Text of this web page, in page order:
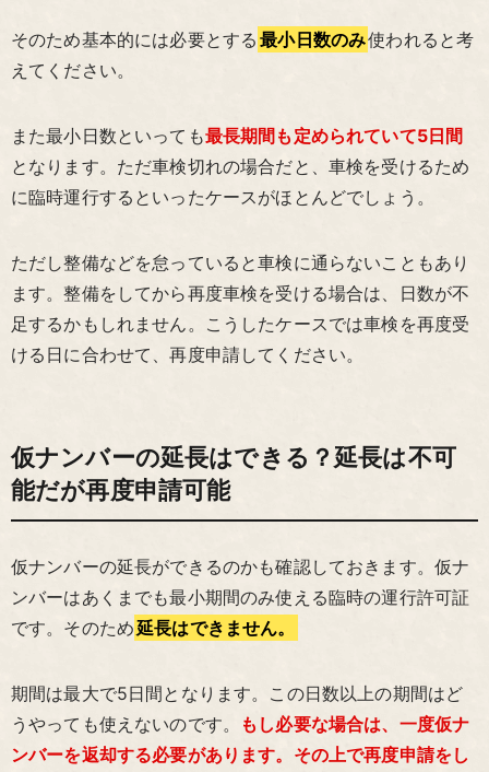
そのため基本的には必要とする 最小日数のみ使われると考
えてください。
また最小日数といっても最長期間も定められていて5日間
となります。ただ車検切れの場合だと、車検を受けるため
に臨時運行するといったケースがほとんどでしょう。
ただし整備などを怠っていると車検に通らないこともあり
ます。整備をしてから再度車検を受ける場合は、日数が不
足するかもしれません。こうしたケースでは車検を再度受
ける日に合わせて、再度申請してください。
仮ナンバーの延長はできる？延長は不可
能だが再度申請可能
仮ナンバーの延長ができるのかも確認しておきます。仮ナ
ンバーはあくまでも最小期間のみ使える臨時の運行許可証
です。そのため延長はできません。
期間は最大で5日間となります。この日数以上の期間はど
うやっても使えないのです。
もし必要な場合は、一度仮ナ
ンバーを返却する必要があります。その上で再度申請をし